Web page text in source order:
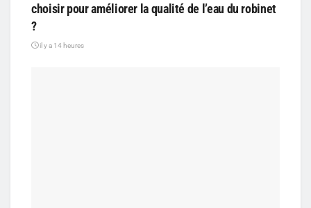
choisir pour améliorer la qualité de l’eau du robinet
?
il y a 14 heures